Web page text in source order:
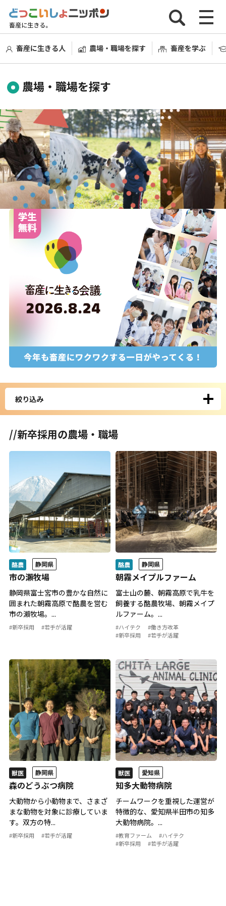
畜産に生きる人 農場・職場を探す 畜産を学ぶ
農場・職場を探す
絞り込み
//新卒採用の農場・職場
酪農 静岡県
市の瀨牧場
静岡県富士宮市の豊かな自然に
囲まれた朝霧高原で酪農を営む
市の瀨牧場。...
#新卒採用 #若手が活躍
酪農 静岡県
朝霧メイプルファーム
富士山の麓、朝霧高原で乳牛を
飼養する酪農牧場、朝霧メイプ
ルファーム。...
#ハイテク
#働き方改革
#新卒採用
#若手が活躍
獣医 静岡県
森のどうぶつ病院
大動物から小動物まで、さまざ
まな動物を対象に診療していま
す。双方の特...
#新卒採用 #若手が活躍
獣医 愛知県
知多大動物病院
チームワークを重視した運営が
特徴的な、愛知県半田市の知多
大動物病院。...
#教育ファーム
#ハイテク
#新卒採用
#若手が活躍